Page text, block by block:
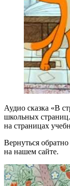
Аудио сказка «В
школьных
на страницах
Вернуться
на нашем сайте.